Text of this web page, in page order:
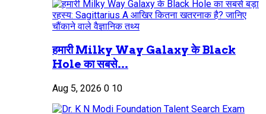
हमारी Milky Way Galaxy के Black
Hole का सबसे...
Aug 5, 2026 0 10